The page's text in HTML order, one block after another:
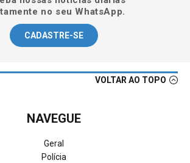
no seu WhatsApp.
CADASTRE-SE
VOLTAR AO TOPO
NAVEGUE
Geral
Polícia